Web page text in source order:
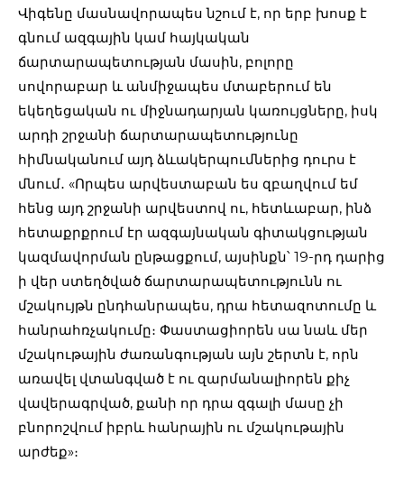
Վիգենը մասնավորապես նշում է, որ երբ խոսք է
գնում ազգային կամ հայկական
ճարտարապետության մասին, բոլորը
սովորաբար և անմիջապես մտաբերում են
եկեղեցական ու միջնադարյան կառույցները, իսկ
արդի շրջանի ճարտարապետությունը
հիմնականում այդ ձևակերպումներից դուրս է
մնում․ «Որպես արվեստաբան ես զբաղվում եմ
հենց այդ շրջանի արվեստով ու, հետևաբար, ինձ
հետաքրքրում էր ազգայնական գիտակցության
կազմավորման ընթացքում, այսինքն՝ 19-րդ դարից
ի վեր ստեղծված ճարտարապետությունն ու
մշակույթն ընդհանրապես, դրա հետազոտումը և
հանրահռչակումը։ Փաստացիորեն սա նաև մեր
մշակութային ժառանգության այն շերտն է, որն
առավել վտանգված է ու զարմանալիորեն քիչ
վավերագրված, քանի որ դրա զգալի մասը չի
բնորոշվում իբրև հանրային ու մշակութային
արժեք»։